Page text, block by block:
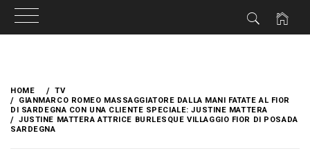
content
HOME
TV
GIANMARCO ROMEO MASSAGGIATORE DALLA MANI FATATE AL FIOR
DI SARDEGNA CON UNA CLIENTE SPECIALE: JUSTINE MATTERA
JUSTINE MATTERA ATTRICE BURLESQUE VILLAGGIO FIOR DI POSADA
SARDEGNA